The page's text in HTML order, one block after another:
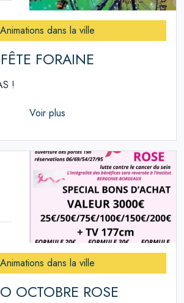
Animations dans la ville
FÊTE FORAINE
!
Voir plus
Animations dans la ville
OCTOBRE ROSE